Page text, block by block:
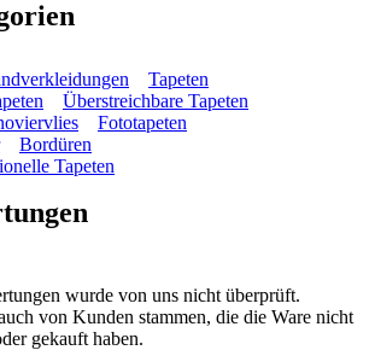
Tapeten
Überstreichbare Tapeten
Fototapeten
Bordüren
Tapeten
wurde von uns nicht überprüft.
von Kunden stammen, die die Ware nicht
gekauft haben.